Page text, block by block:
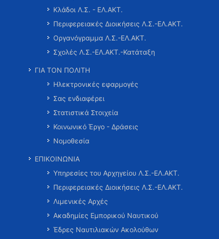
Κλάδοι Λ.Σ. - ΕΛ.ΑΚΤ.
Περιφερειακές Διοικήσεις Λ.Σ.-ΕΛ.ΑΚΤ.
Οργανόγραμμα Λ.Σ.-ΕΛ.ΑΚΤ.
Σχολές Λ.Σ.-ΕΛ.ΑΚΤ.-Κατάταξη
ΓΙΑ ΤΟΝ ΠΟΛΙΤΗ
Ηλεκτρονικές εφαρμογές
Σας ενδιαφέρει
Στατιστικά Στοιχεία
Κοινωνικό Έργο - Δράσεις
Νομοθεσία
ΕΠΙΚΟΙΝΩΝΙΑ
Υπηρεσίες του Αρχηγείου Λ.Σ.-ΕΛ.ΑΚΤ.
Περιφερειακές Διοικήσεις Λ.Σ.-ΕΛ.ΑΚΤ.
Λιμενικές Αρχές
Ακαδημίες Εμπορικού Ναυτικού
Έδρες Ναυτιλιακών Ακολούθων